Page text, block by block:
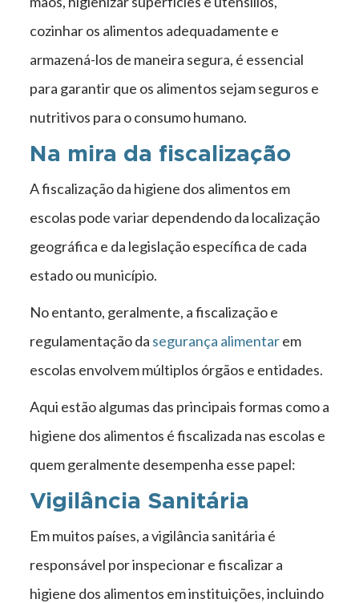
cozinhar os alimentos adequadamente e
armazená-los de maneira segura, é essencial
para garantir que os alimentos sejam seguros e
nutritivos para o consumo humano.
Na mira da fiscalização
A fiscalização da higiene dos alimentos em
escolas pode variar dependendo da localização
geográfica e da legislação específica de cada
estado ou município.
No entanto, geralmente, a fiscalização e
regulamentação da segurança alimentarem
escolas envolvem múltiplos órgãos e entidades.
Aqui estão algumas das principais formas como a
higiene dos alimentos é fiscalizada nas escolas e
quem geralmente desempenha esse papel:
Vigilância Sanitária
Em muitos países, a vigilância sanitária é
responsável por inspecionar e fiscalizar a
higiene dos alimentos em instituições, incluindo